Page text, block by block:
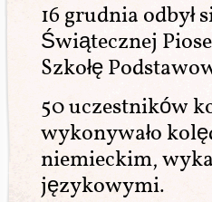
16 grudnia
Świątecznej
Szkołę
50 uczestników
wykonywało
niemieckim,
językowymi.